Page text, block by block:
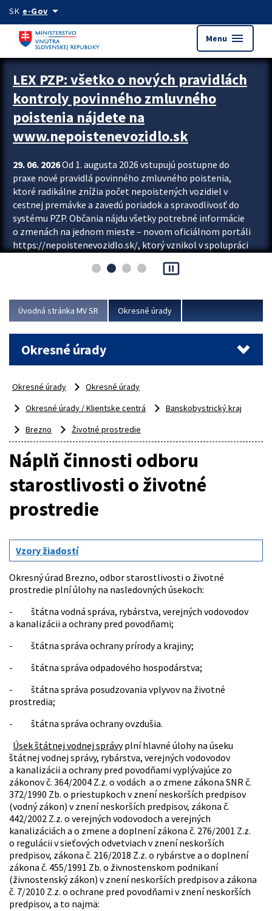
Preskocit na hlavný obsah
SK e-Govarrow_drop_down
Menu menu
Zastavit automatický posun upútavok
LEX PZP: všetko o nových pravidlách
kontroly povinného zmluvného
poistenia nájdete na
www.nepoistenevozidlo.sk
29. 06. 2026Od 1. augusta 2026 vstupujú postupne do
praxe nové pravidlá povinného zmluvného poistenia,
ktoré radikálne znížia počet nepoistených vozidiel v
cestnej premávke a zavedú poriadok a spravodlivosť do
systému PZP. Občania nájdu všetky potrebné informácie
o zmenách na jednom mieste – novom oficiálnom portáli
https://nepoistenevozidlo.sk/, ktorý vznikol v spolupráci
asociácie poisťovní (SLASPO) a Ministerstva vnútra SR.
Viac
pause_presentation
Úvodná stránka MV SR Okresné úrady
Okresné úrady
Okresné úrady
Okresné úrady
Okresné úrady / Klientske centrá
Banskobystrický kraj
Brezno
Životné prostredie
Náplň činnosti odboru
starostlivosti o životné
prostredie
Vzory žiadostí
Okresný úrad Brezno, odbor starostlivosti o životné
prostredie plní úlohy na nasledovných úsekoch:
- štátna vodná správa, rybárstva, verejných vodovodov
a kanalizácii a ochrany pred povodňami;
- štátna správa ochrany prírody a krajiny;
- štátna správa odpadového hospodárstva;
- štátna správa posudzovania vplyvov na životné
prostredia;
- štátna správa ochrany ovzdušia.
Úsek štátnej vodnej správyplní hlavné úlohy na úseku
štátnej vodnej správy, rybárstva, verejných vodovodov
a kanalizácii a ochrany pred povodňami vyplývajúce zo
zákonov č. 364/2004 Z.z. o vodách a o zmene zákona SNR č.
372/1990 Zb. o priestupkoch v znení neskorších predpisov
(vodný zákon) v znení neskorších predpisov, zákona č.
442/2002 Z.z. o verejných vodovodoch a verejných
kanalizáciách a o zmene a doplnení zákona č. 276/2001 Z.z.
o regulácii v sieťových odvetviach v znení neskorších
predpisov, zákona č. 216/2018 Z.z. o rybárstve a o doplnení
zákona č. 455/1991 Zb. o živnostenskom podnikaní
(živnostenský zákon) v znení neskorších predpisov a zákona
č. 7/2010 Z.z. o ochrane pred povodňami v znení neskorších
predpisov, a to najmä: